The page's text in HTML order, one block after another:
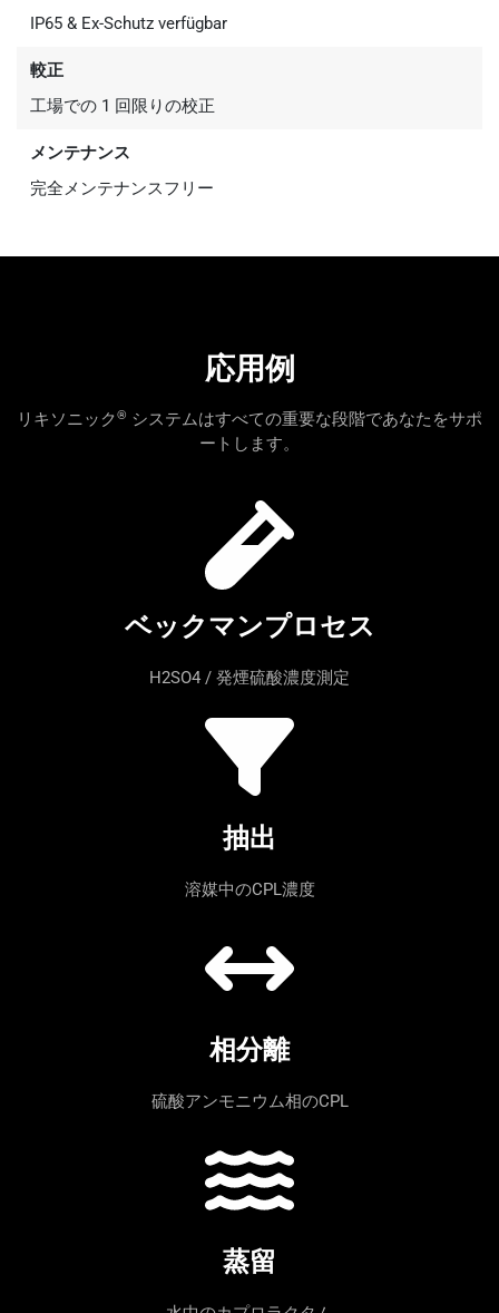
IP65 & Ex-Schutz verfügbar
較正
工場での 1 回限りの校正
メンテナンス
完全メンテナンスフリー
応用例
リキソニック® システムはすべての重要な段階であなたをサポ
ートします。
ベックマンプロセス
H2SO4 / 発煙硫酸濃度測定
抽出
溶媒中のCPL濃度
相分離
硫酸アンモニウム相のCPL
蒸留